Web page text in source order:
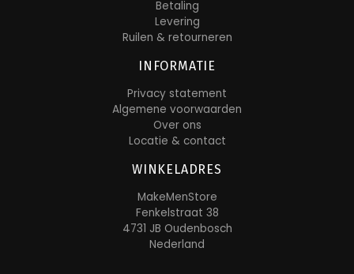
Betaling
Levering
Ruilen & retourneren
INFORMATIE
Privacy statement
Algemene voorwaarden
Over ons
Locatie & contact
WINKELADRES
MakeMenStore
Fenkelstraat 38
4731 JB Oudenbosch
Nederland